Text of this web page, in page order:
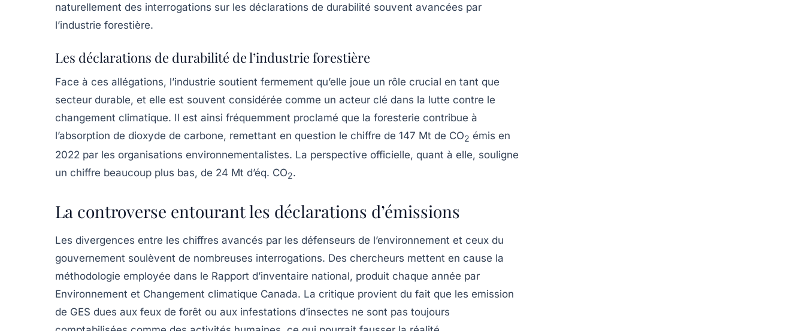
naturellement des interrogations sur les déclarations de durabilité souvent avancées par
l’industrie forestière.
Les déclarations de durabilité de l’industrie forestière
Face à ces allégations, l’industrie soutient fermement qu’elle joue un rôle crucial en tant que
secteur durable, et elle est souvent considérée comme un acteur clé dans la lutte contre le
changement climatique. Il est ainsi fréquemment proclamé que la foresterie contribue à
l’absorption de dioxyde de carbone, remettant en question le chiffre de 147 Mt de CO2 émis en
2022 par les organisations environnementalistes. La perspective officielle, quant à elle, souligne
un chiffre beaucoup plus bas, de 24 Mt d’éq. CO2.
La controverse entourant les déclarations d’émissions
Les divergences entre les chiffres avancés par les défenseurs de l’environnement et ceux du
gouvernement soulèvent de nombreuses interrogations. Des chercheurs mettent en cause la
méthodologie employée dans le Rapport d’inventaire national, produit chaque année par
Environnement et Changement climatique Canada. La critique provient du fait que les emission
de GES dues aux feux de forêt ou aux infestations d’insectes ne sont pas toujours